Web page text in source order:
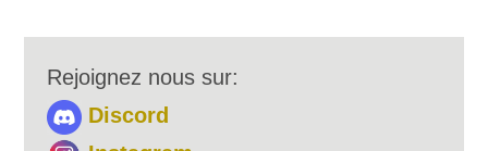
Rejoignez nous sur:
Discord